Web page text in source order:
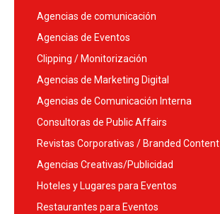
Agencias de comunicación
Agencias de Eventos
Clipping / Monitorización
Agencias de Marketing Digital
Agencias de Comunicación Interna
Consultoras de Public Affairs
Revistas Corporativas / Branded Content
Agencias Creativas/Publicidad
Hoteles y Lugares para Eventos
Restaurantes para Eventos